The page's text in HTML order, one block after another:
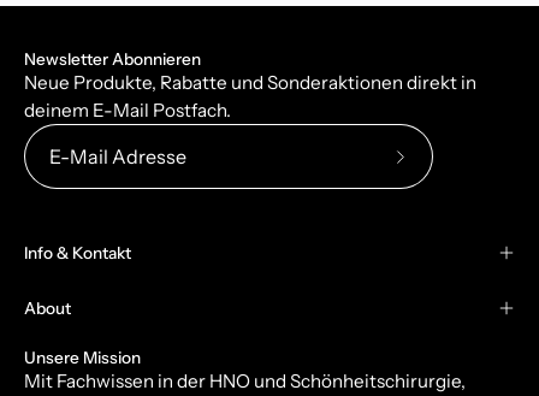
Newsletter Abonnieren
Neue Produkte, Rabatte und Sonderaktionen direkt in
deinem E-Mail Postfach.
Abonniere
Info & Kontakt
About
Unsere Mission
Mit Fachwissen in der HNO und Schönheitschirurgie,